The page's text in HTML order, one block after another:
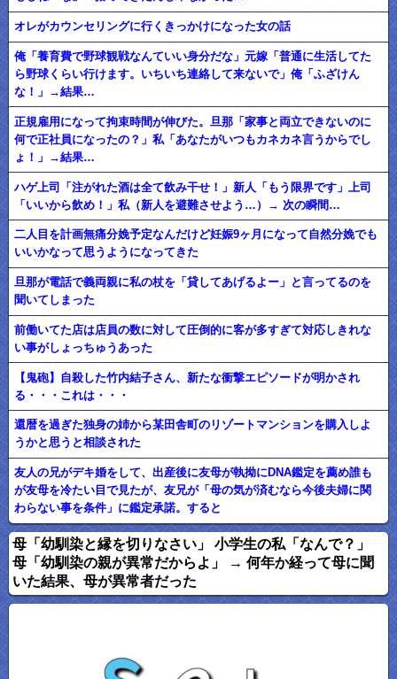
オレがカウンセリングに行くきっかけになった女の話
俺「養育費で野球観戦なんていい身分だな」元嫁「普通に生活してた
ら野球くらい行けます。いちいち連絡して来ないで」俺「ふざけん
な！」→結果…
正規雇用になって拘束時間が伸びた。旦那「家事と両立できないのに
何で正社員になったの？」私「あなたがいつもカネカネ言うからでし
ょ！」→結果…
ハゲ上司「注がれた酒は全て飲み干せ！」新人「もう限界です」上司
「いいから飲め！」私（新人を避難させよう…）→ 次の瞬間…
二人目を計画無痛分娩予定なんだけど妊娠9ヶ月になって自然分娩でも
いいかなって思うようになってきた
旦那が電話で義両親に私の杖を「貸してあげるよー」と言ってるのを
聞いてしまった
前働いてた店は店員の数に対して圧倒的に客が多すぎて対応しきれな
い事がしょっちゅうあった
【鬼砲】自殺した竹内結子さん、新たな衝撃エピソードが明かされ
る・・・これは・・・
還暦を過ぎた独身の姉から某田舎町のリゾートマンションを購入しよ
うかと思うと相談された
友人の兄がデキ婚をして、出産後に友母が執拗にDNA鑑定を薦め誰も
が友母を冷たい目で見たが、友兄が「母の気が済むなら今後夫婦に関
わらない事を条件」に鑑定承諾。すると
母「幼馴染と縁を切りなさい」 小学生の私「なんで？」
母「幼馴染の親が異常だからよ」 → 何年か経って母に聞
いた結果、母が異常者だった